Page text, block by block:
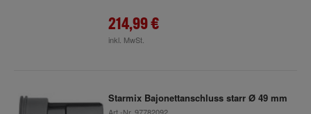
214,99 €
inkl. MwSt.
Starmix Bajonettanschluss starr Ø 49 mm